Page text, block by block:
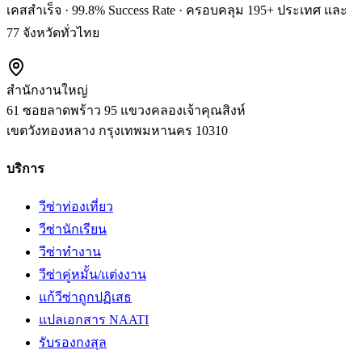
เคสสำเร็จ · 99.8% Success Rate · ครอบคลุม 195+ ประเทศ และ
77 จังหวัดทั่วไทย
สำนักงานใหญ่
61 ซอยลาดพร้าว 95 แขวงคลองเจ้าคุณสิงห์
เขตวังทองหลาง กรุงเทพมหานคร 10310
บริการ
วีซ่าท่องเที่ยว
วีซ่านักเรียน
วีซ่าทำงาน
วีซ่าคู่หมั้น/แต่งงาน
แก้วีซ่าถูกปฏิเสธ
แปลเอกสาร NAATI
รับรองกงสุล